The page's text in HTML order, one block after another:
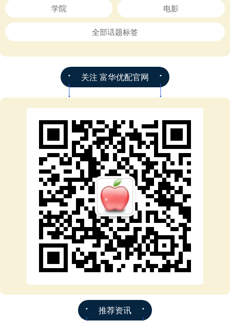
学院 电影
全部话题标签
关注 富华优配官网
推荐资讯